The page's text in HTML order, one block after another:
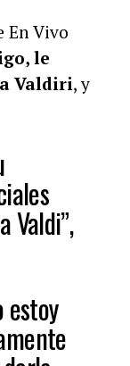
En Vivo
le
Valdiri, y
Valdi”,
estoy